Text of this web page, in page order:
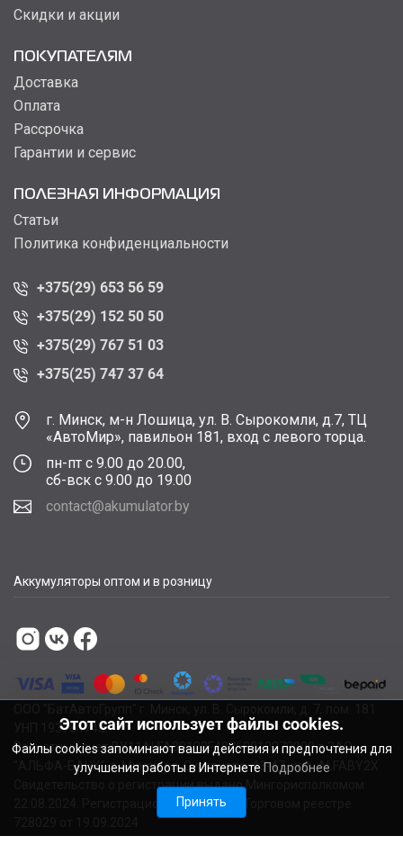
Скидки и акции
ПОКУПАТЕЛЯМ
Доставка
Оплата
Рассрочка
Гарантии и сервис
ПОЛЕЗНАЯ ИНФОРМАЦИЯ
Статьи
Политика конфиденциальности
+375(29) 653 56 59
+375(29) 152 50 50
+375(29) 767 51 03
+375(25) 747 37 64
г. Минск, м-н Лошица, ул. В. Сырокомли, д.7, ТЦ
«АвтоМир», павильон 181, вход с левого торца.
пн-пт с 9.00 до 20.00,
сб-вск с 9.00 до 19.00
contact@akumulator.by
Аккумуляторы оптом и в розницу
УНП 193784748.
Расчетный счет BY11ALFA30122F48260010270000 в ЗАО
"АЛЬФА-БАНК", г. Минск, ул. Сурганова, 43-47, код ALFABY2X
Свидетельство о регистрации выдано Мингорисполкомом
22.08.2024. Регистрационный номер в Торговом реестре
Этот сайт использует файлы cookies.
Файлы cookies запоминают ваши действия и предпочтения для
улучшения работы в Интернете Подробнее
Принять